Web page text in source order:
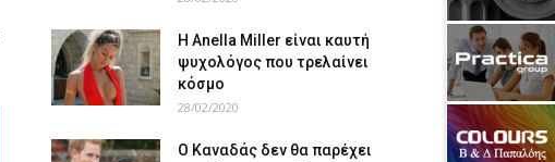
Η Anella Miller είναι καυτή
ψυχολόγος που τρελαίνει
κόσμο
28/02/2020
Ο Καναδάς δεν θα παρέχει